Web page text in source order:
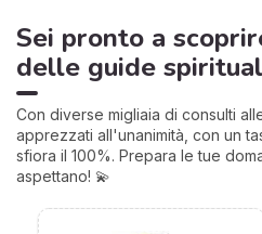
Sei pronto a
delle guide
Con diverse migliaia di consulti
apprezzati all'unanimità, con un
sfiora il 100%. Prepara le tue
aspettano! 💫